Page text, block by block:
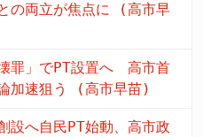
の両立が焦点に (高市早
罪」でPT設置へ 高市首
加速狙う (高市早苗)
設へ自民PT始動、高市政